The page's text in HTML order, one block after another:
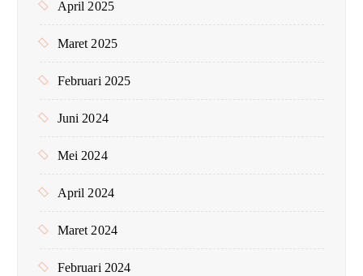
April 2025
Maret 2025
Februari 2025
Juni 2024
Mei 2024
April 2024
Maret 2024
Februari 2024